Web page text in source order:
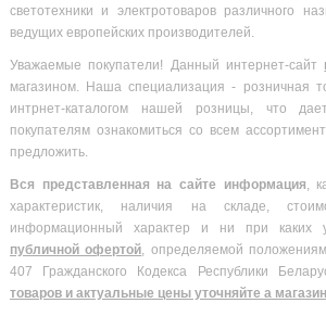
светотехники и электротоваров различного
ведущих европейских производителей.
Уважаемые покупатели! Данный интернет-сайт
магазином. Наша специализация - розничная
интрнет-каталогом нашей розницы, что
покупателям ознакомиться со всем
предложить.
Вся представленная на сайте информация,
характеристик, наличия на складе,
информационный характер и ни при каких
публичной офертой, определяемой
407 Гражданского Кодекса Республики
товаров и актуальные цены уточняйте а